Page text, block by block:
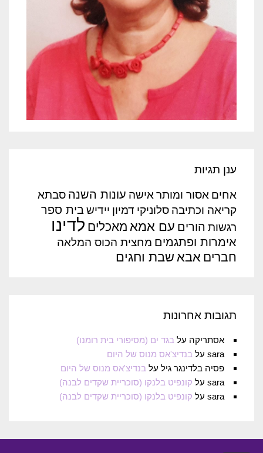
ענן תגיות
אחים אסור ומותראישה עונות השנה סבתא
קריאה וכתיבה סלוניקי דמיון יידישבית ספר
רגשות הורים עם אמא מאכלים לדינו
אימרות ופתגמים מחצית הכוס המלאה
חברים אבא שבת וחגים
תגובות אחרונות
אסתריקה על בגד ים (מסיפורי בית רומנו)
sara על בנדיצ'אס מנוס של היום
פסיה בלדינגר גיל על בנדיצ'אס מנוס של היום
sara על קונפיט בלנקו (סוכריית שקדים לבנה)
sara על קונפיט בלנקו (סוכריית שקדים לבנה)